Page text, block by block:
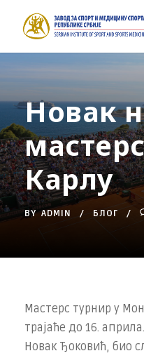
Новак
Карлу
BY ADMIN БЛОГ
Мастерс турнир у
трајаће до 16.
Новак Ђоковић, био